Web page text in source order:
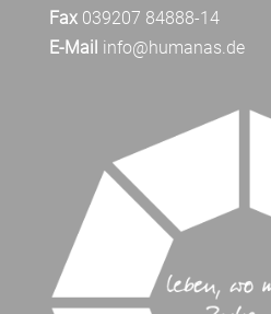
Fax039207 84888-14
E-Mail info@humanas.de